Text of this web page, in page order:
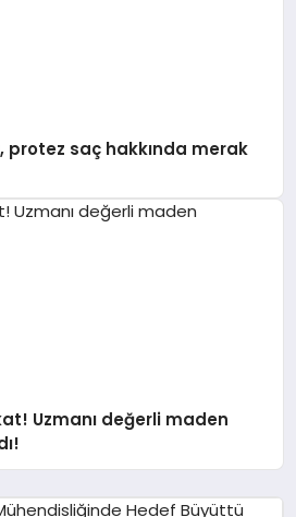
protez saç hakkında merak
Uzmanı değerli maden